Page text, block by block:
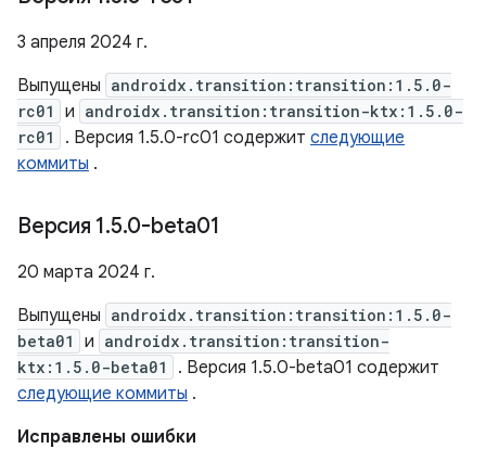
3 апреля 2024 г.
Выпущены androidx.transition:transition:1.5.0-
rc01
и androidx.transition:transition-ktx:1.5.0-
rc01
. Версия 1.5.0-rc01 содержит следующие
коммиты .
Версия 1.5.0-beta01
20 марта 2024 г.
Выпущены androidx.transition:transition:1.5.0-
beta01
и androidx.transition:transition-
ktx:1.5.0-beta01
. Версия 1.5.0-beta01 содержит
следующие коммиты .
Исправлены ошибки